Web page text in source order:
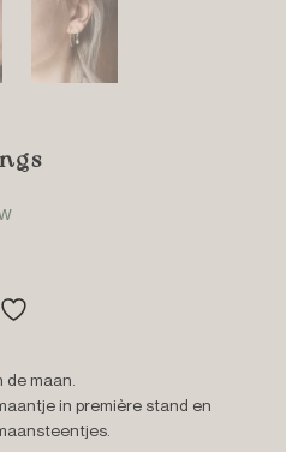
maan.
in première stand en